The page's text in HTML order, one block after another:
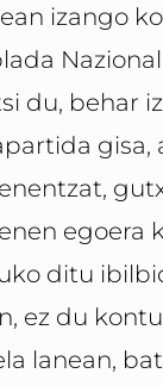
izango
du, behar
gisa,
egoera
ditu
ez du
lanean,